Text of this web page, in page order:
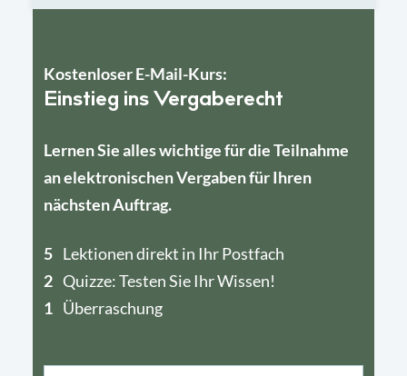
Kostenloser E-Mail-Kurs:
Einstieg ins Vergaberecht
Lernen Sie alles wichtige für die Teilnahme
an elektronischen Vergaben für Ihren
nächsten Auftrag.
5 Lektionen direkt in Ihr Postfach
2 Quizze: Testen Sie Ihr Wissen!
1 Überraschung
4
1